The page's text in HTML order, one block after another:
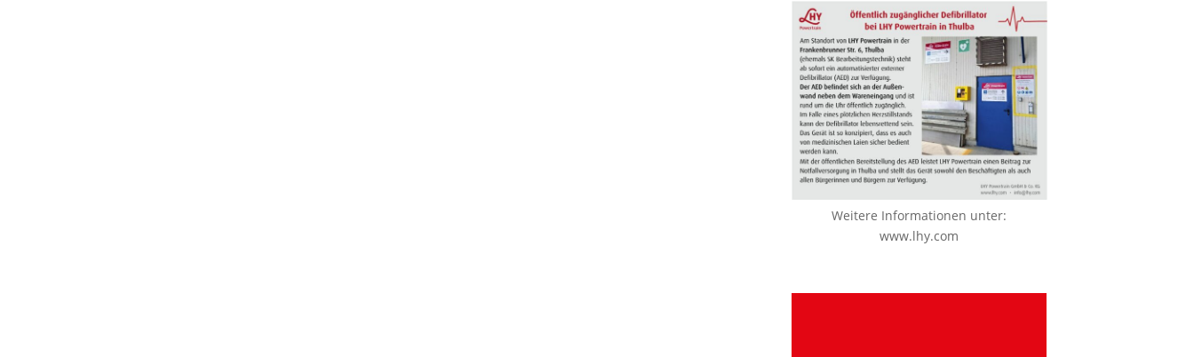
Weitere Informationen unter:
www.lhy.com